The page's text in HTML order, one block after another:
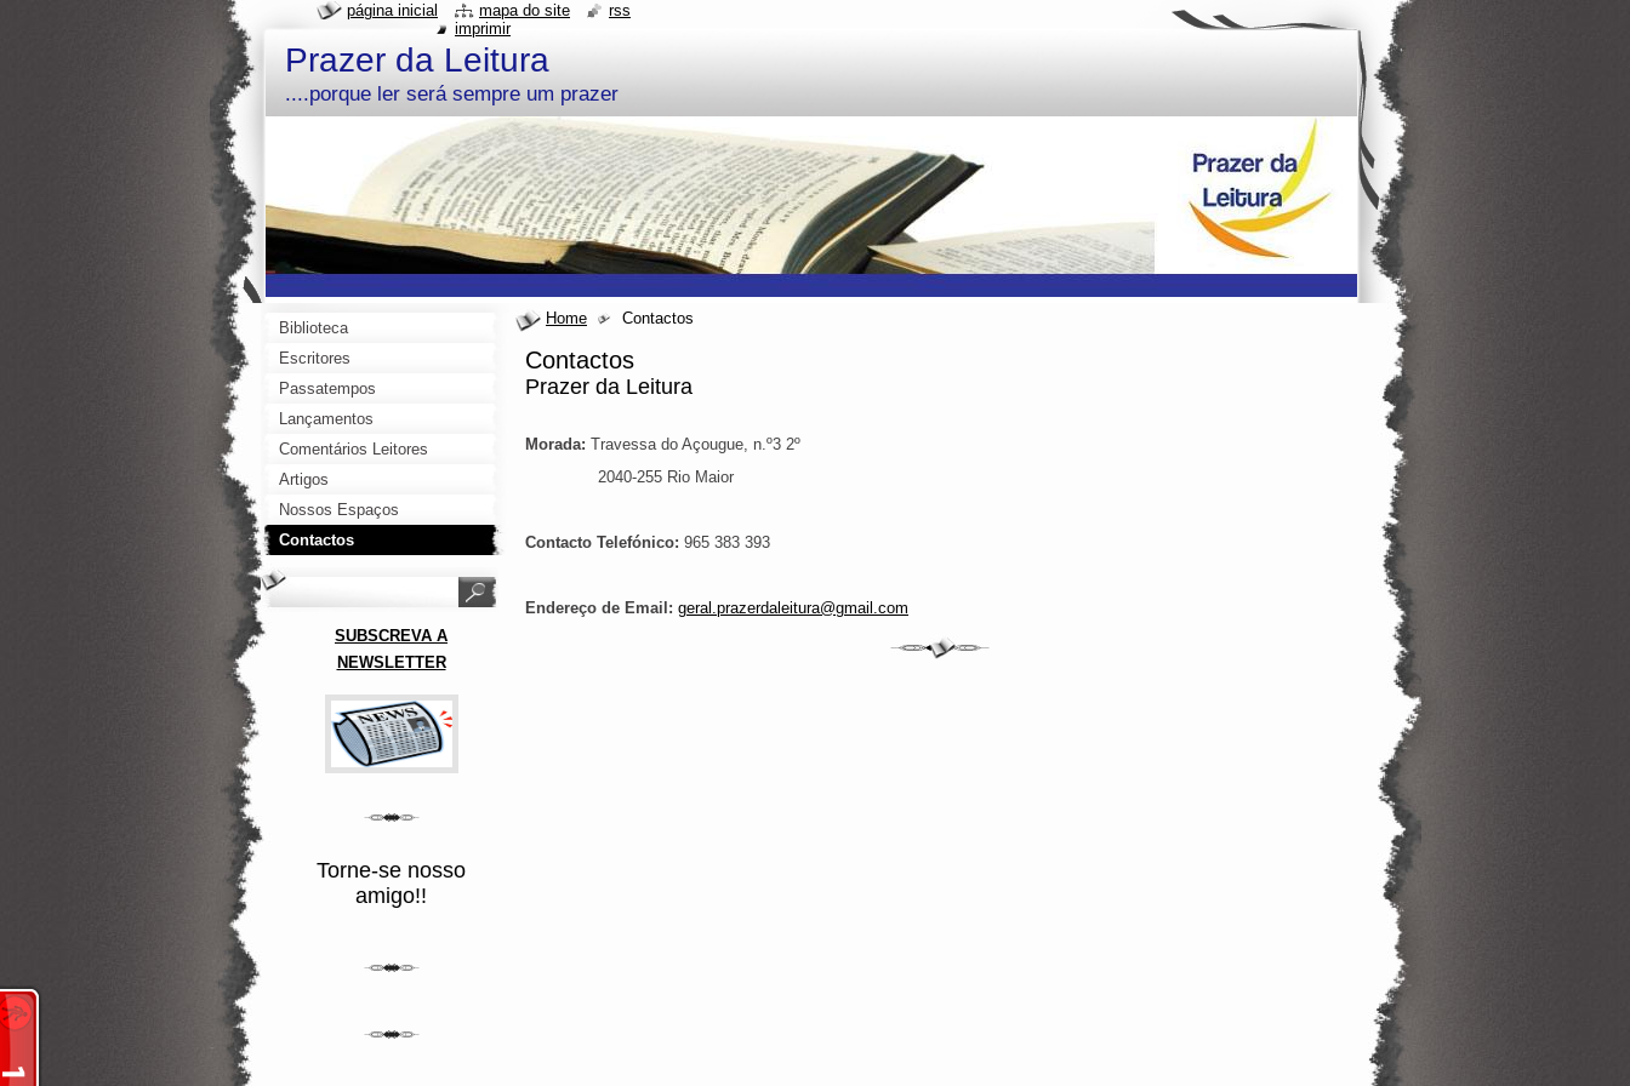
Prazer da Leitura
....porque ler será sempre um prazer
Home Contactos
Contactos
Prazer da Leitura
Morada: Travessa do Açougue, n.º3 2º
2040-255 Rio Maior
Contacto Telefónico: 965 383 393
Endereço de Email: geral.prazerdaleitura@gmail.com
Biblioteca
Escritores
Passatempos
Lançamentos
Comentários Leitores
Artigos
Nossos Espaços
Contactos
SUBSCREVA A
NEWSLETTER
Torne-se nosso
amigo!!
página inicial mapa do site
rss
imprimir